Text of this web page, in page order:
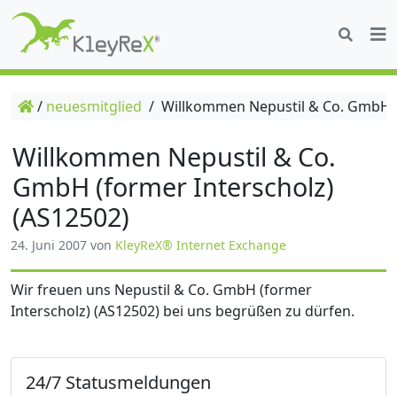
/ neuesmitglied / Willkommen Nepustil & Co.
Willkommen Nepustil & Co.
GmbH (former Interscholz)
(AS12502)
24. Juni 2007 von KleyReX® Internet Exchange
Wir freuen uns Nepustil & Co. GmbH (former
Interscholz) (AS12502) bei uns begrüßen zu dürfen.
24/7 Statusmeldungen